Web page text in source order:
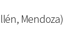
Mendoza)